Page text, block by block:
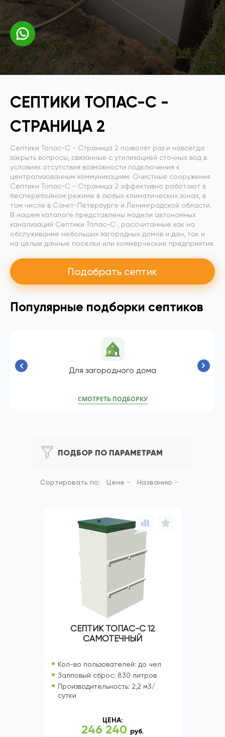
СЕПТИКИ ТОПАС-С -
CТРАНИЦА 2
Септики Топас-С - Cтраница 2 позволят раз и навсегда
закрыть вопросы, связанные с утилизацией сточных вод в
условиях отсутствия возможности подключения к
централизованным коммуникациям. Очистные сооружения
Септики Топас-С - Cтраница 2 эффективно работают в
бесперебойном режиме в любых климатических зонах, в
том числе в Санкт-Петербурге и Ленинградской области.
В нашем каталоге представлены модели автономных
канализаций Септики Топас-С , рассчитанные как на
обслуживание небольших загородных домов и дач, так и
на целые дачные поселки или коммерческие предприятия.
Подобрать септик
Популярные подборки септиков
Для загородного дома
СМОТРЕТЬ ПОДБОРКУ
ПОДБОР ПО ПАРАМЕТРАМ
Сортировать по: Цене Названию
СЕПТИК ТОПАС-С 12
САМОТЕЧНЫЙ
Кол-во пользователей: до чел
Залповый сброс: 830 литров
Производительность: 2,2 м3/
сутки
ЦЕНА:
246 240 руб.